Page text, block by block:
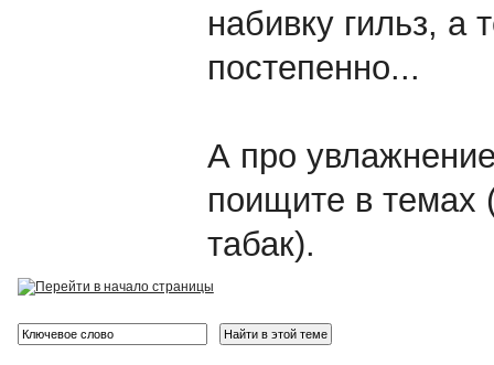
набивку гильз, а
постепенно...
А про
поищите в темах
табак).